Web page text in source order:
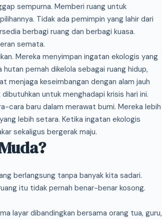
sempurna. Memberi ruang untuk
Tidak ada pemimpin yang lahir dari
berbagi ruang dan berbagi kuasa.
semata.
Mereka menyimpan ingatan ekologis yang
pernah dikelola sebagai ruang hidup,
menjaga keseimbangan dengan alam jauh
untuk menghadapi krisis hari ini.
cara baru dalam merawat bumi. Mereka lebih
lebih setara. Ketika ingatan ekologis
sekaligus bergerak maju.
berlangsung tanpa banyak kita sadari.
itu tidak pernah benar-benar kosong.
layar dibandingkan bersama orang tua, guru,